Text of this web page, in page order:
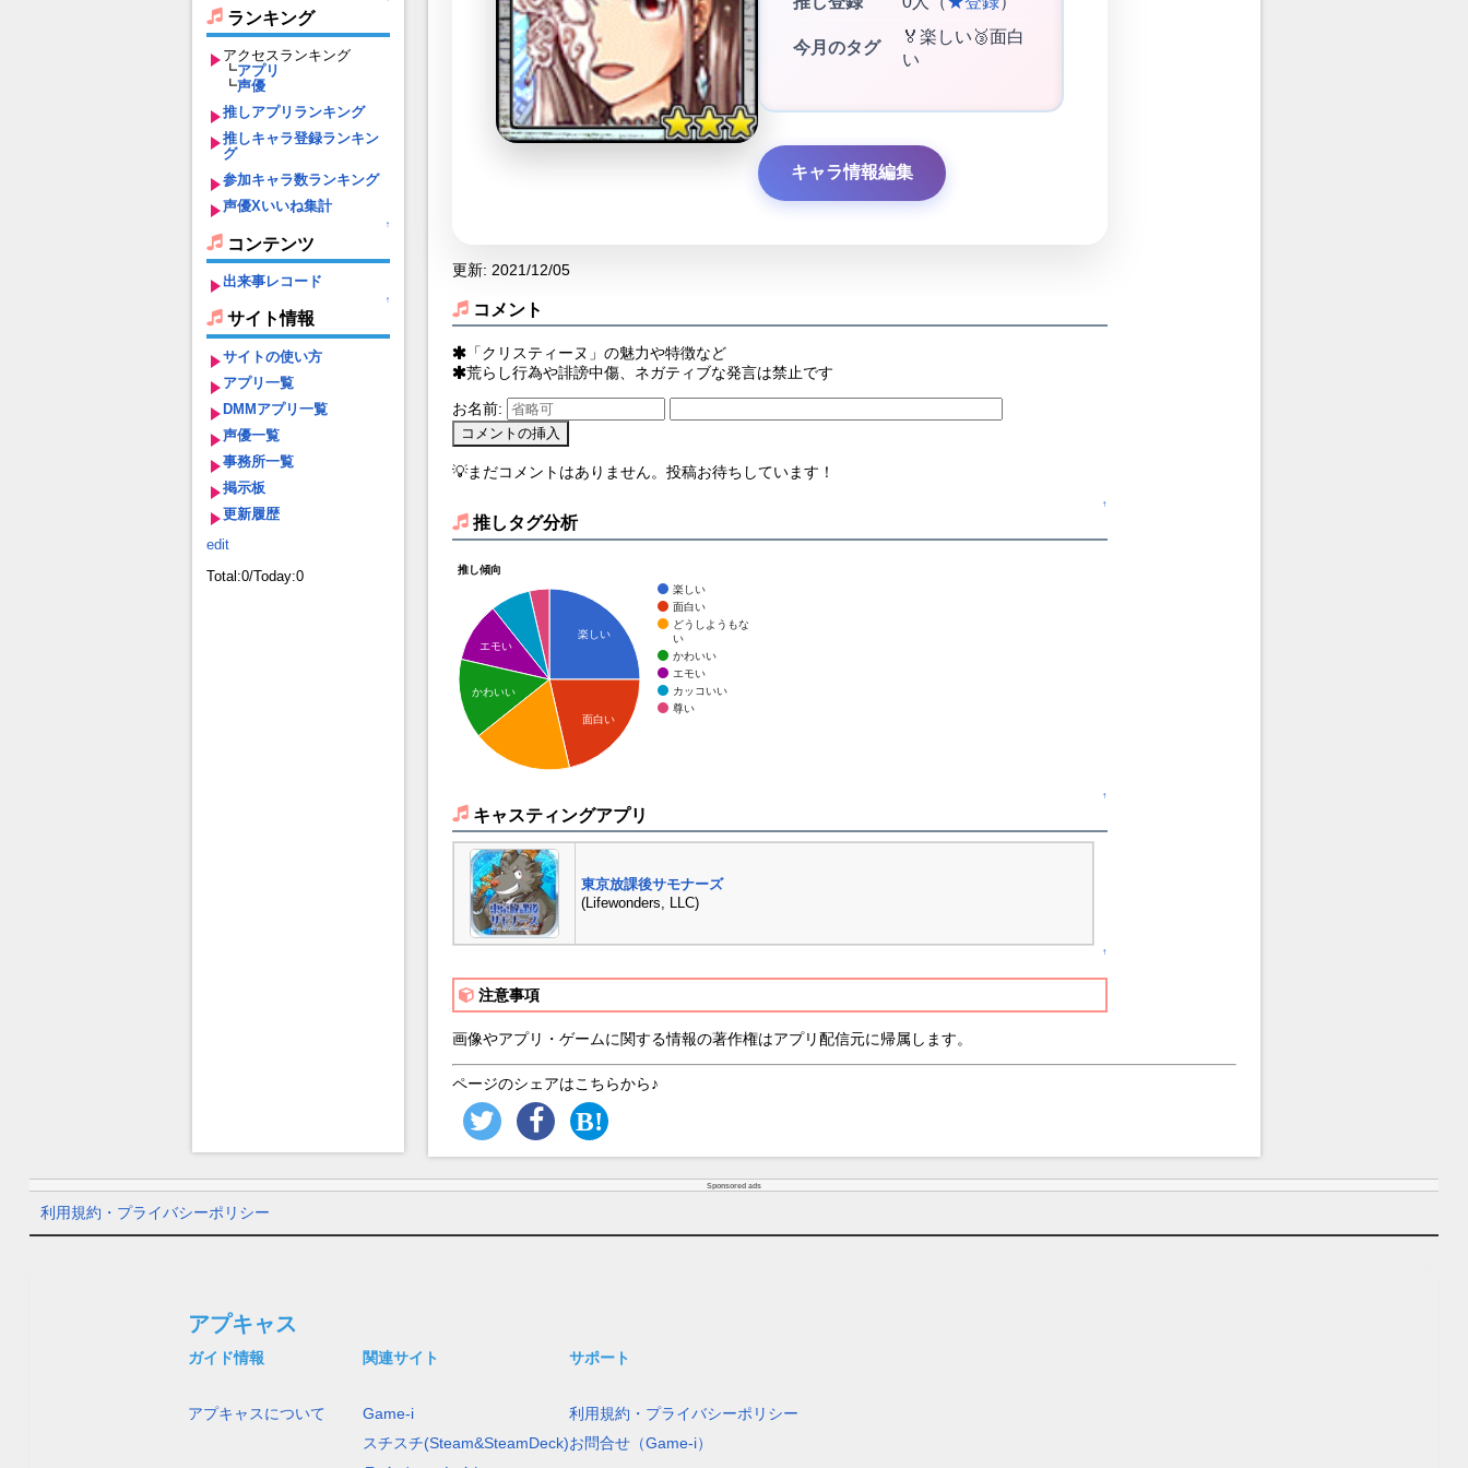
ランキング
アクセスランキング
┗アプリ
┗声優
推しアプリランキング
推しキャラ登録ランキン
グ
参加キャラ数ランキング
声優Xいいね集計
↑
コンテンツ
出来事レコード
↑
サイト情報
サイトの使い方
アプリ一覧
DMMアプリ一覧
声優一覧
事務所一覧
掲示板
更新履歴
edit
Total:0/Today:0
今月のタグ
🏅楽しい🥉面白
い
キャラ情報編集
更新: 2021/12/05
コメント
「クリスティーヌ」の魅力や特徴など
荒らし行為や誹謗中傷、ネガティブな発言は禁止です
お名前:
💡まだコメントはありません。投稿お待ちしています！
↑
推しタグ分析
推し傾向
楽しい
面白い
どうしようもな
い
かわいい
エモい
カッコいい
尊い
楽しい
面白い
エモい
かわいい
↑
キャスティングアプリ
東京放課後サモナーズ
(Lifewonders, LLC)
↑
注意事項
画像やアプリ・ゲームに関する情報の著作権はアプリ配信元に帰属します。
ページのシェアはこちらから♪
Sponsored ads
利用規約・プライバシーポリシー
アプキャス
ガイド情報
アプキャスについて
関連サイト
Game-i
スチスチ(Steam&SteamDeck)
サポート
利用規約・プライバシーポリシー
お問合せ（Game-i）